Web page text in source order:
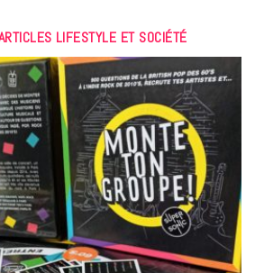
LIFESTYLE ET SOCIÉTÉ